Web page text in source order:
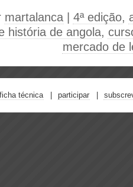
martalanca 4ª edição,
história de angola,
mercado de
ficha técnica participar